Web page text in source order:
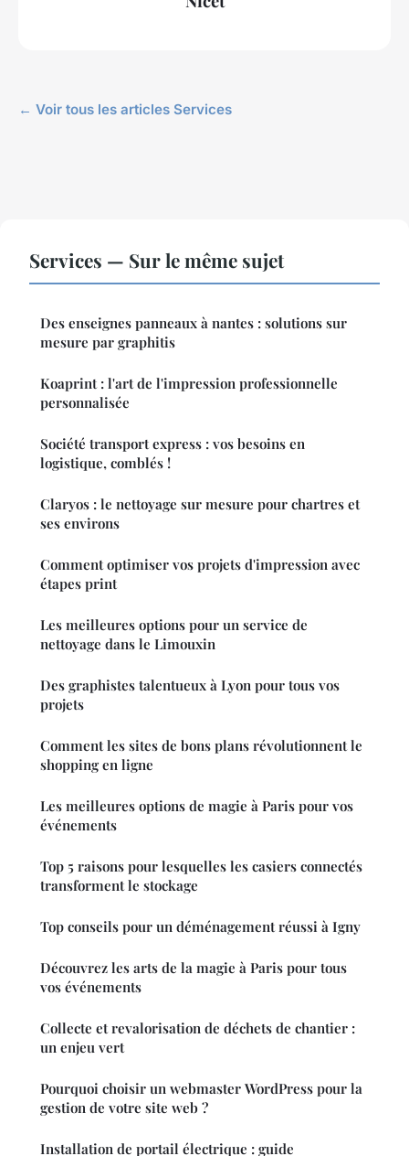
← Voir tous les articles Services
Services — Sur le même sujet
Des enseignes panneaux à nantes : solutions sur
mesure par graphitis
Koaprint : l'art de l'impression professionnelle
personnalisée
Société transport express : vos besoins en
logistique, comblés !
Claryos : le nettoyage sur mesure pour chartres et
ses environs
Comment optimiser vos projets d'impression avec
étapes print
Les meilleures options pour un service de
nettoyage dans le Limouxin
Des graphistes talentueux à Lyon pour tous vos
projets
Comment les sites de bons plans révolutionnent le
shopping en ligne
Les meilleures options de magie à Paris pour vos
événements
Top 5 raisons pour lesquelles les casiers connectés
transforment le stockage
Top conseils pour un déménagement réussi à Igny
Découvrez les arts de la magie à Paris pour tous
vos événements
Collecte et revalorisation de déchets de chantier :
un enjeu vert
Pourquoi choisir un webmaster WordPress pour la
gestion de votre site web ?
Installation de portail électrique : guide